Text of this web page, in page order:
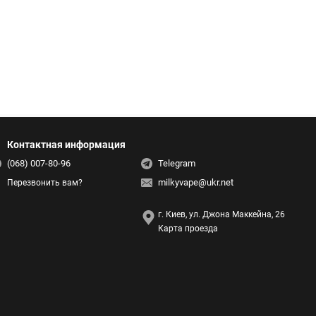
Контактная информация
(068) 007-80-96
Перезвонить вам?
Telegram
milkyvape@ukr.net
г. Киев, ул. Джона Маккейна, 26
Карта проезда